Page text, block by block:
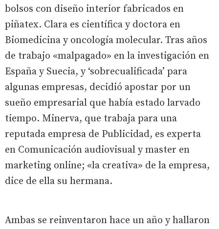
bolsos con diseño interior fabricados en
piñatex. Clara es científica y doctora en
Biomedicina y oncología molecular. Tras años
de trabajo «malpagado» en la investigación en
España y Suecia, y ‘sobrecualificada’ para
algunas empresas, decidió apostar por un
sueño empresarial que había estado larvado
tiempo. Minerva, que trabaja para una
reputada empresa de Publicidad, es experta
en Comunicación audiovisual y master en
marketing online; «la creativa» de la empresa,
dice de ella su hermana.
Ambas se reinventaron hace un año y hallaron